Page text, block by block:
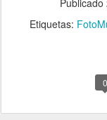
Publicado
Etiquetas:
0